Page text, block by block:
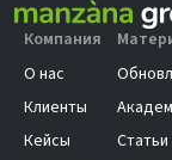
Компания
О нас
Клиенты
Кейсы
Статьи